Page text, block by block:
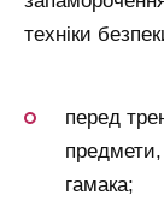
техніки
перед
предмети,
гамака;